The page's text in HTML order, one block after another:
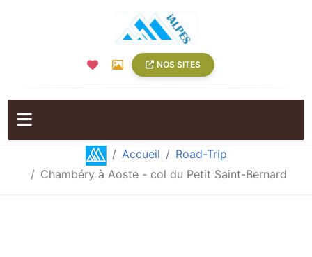
NOS SITES French
Accueil
Road-Trip
Chambéry à Aoste - col du Petit Saint-Bernard